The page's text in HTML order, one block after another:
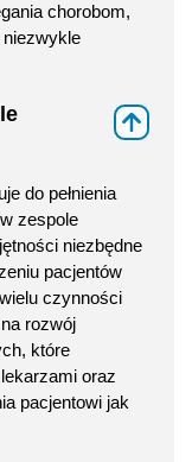
chorobom,
niezwykle
do pełnienia
zespole
niezbędne
pacjentów
czynności
rozwój
które
oraz
pacjentowi jak